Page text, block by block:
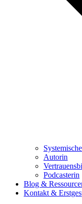
Autorin
Podcasterin
Blog &
Kontakt &